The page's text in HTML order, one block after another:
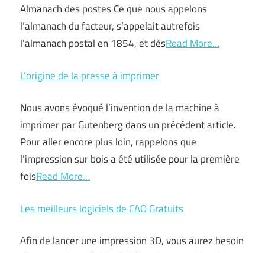
Almanach des postes Ce que nous appelons
l’almanach du facteur, s’appelait autrefois
l’almanach postal en 1854, et dèsRead More…
L’origine de la presse à imprimer
Nous avons évoqué l’invention de la machine à
imprimer par Gutenberg dans un précédent article.
Pour aller encore plus loin, rappelons que
l’impression sur bois a été utilisée pour la première
foisRead More…
Les meilleurs logiciels de CAO Gratuits
Afin de lancer une impression 3D, vous aurez besoin